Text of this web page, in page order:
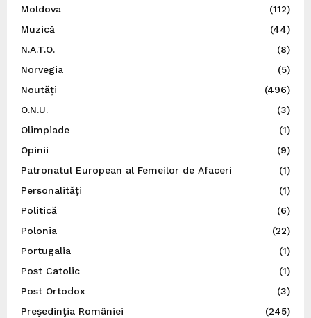
Moldova
(112)
Muzică
(44)
N.A.T.O.
(8)
Norvegia
(5)
Noutăți
(496)
O.N.U.
(3)
Olimpiade
(1)
Opinii
(9)
Patronatul European al Femeilor de Afaceri
(1)
Personalități
(1)
Politică
(6)
Polonia
(22)
Portugalia
(1)
Post Catolic
(1)
Post Ortodox
(3)
Preşedinţia României
(245)